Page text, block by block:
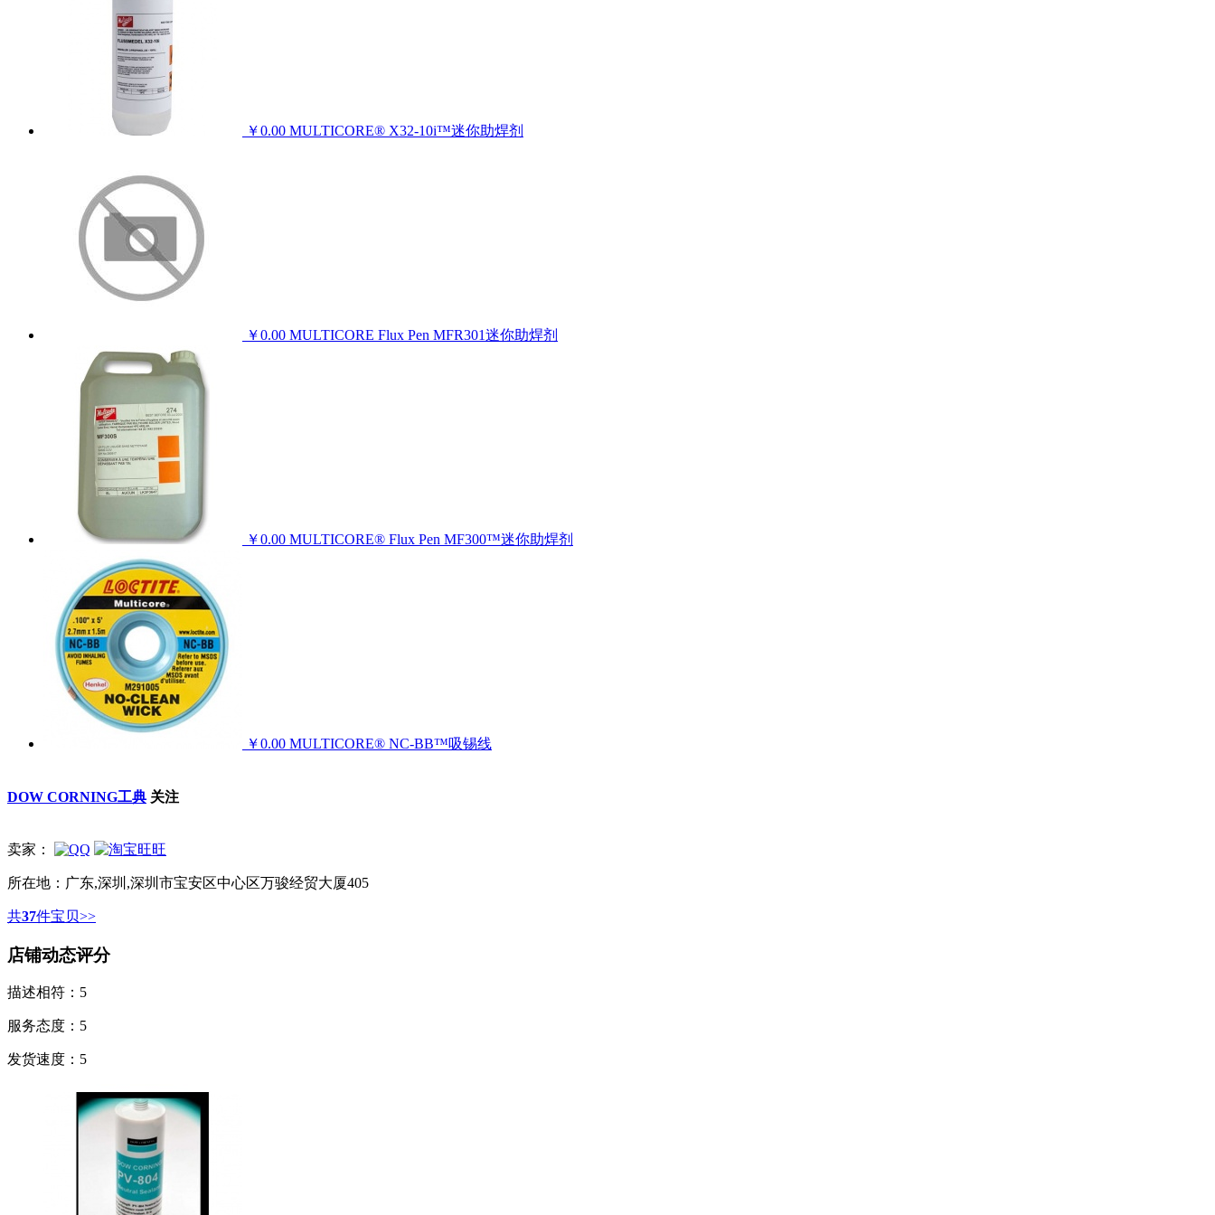
￥0.00 MULTICORE® X32-10i™迷你助焊剂
￥0.00 MULTICORE Flux Pen MFR301迷你助焊剂
￥0.00 MULTICORE® Flux Pen MF300™迷你助焊剂
￥0.00 MULTICORE® NC-BB™吸锡线
DOW CORNING工典 关注
卖家：
所在地： 广东,深圳,深圳市宝安区中心区万骏经贸大厦405
共37件宝贝>>
店铺动态评分
描述相符： 5
服务态度： 5
发货速度： 5